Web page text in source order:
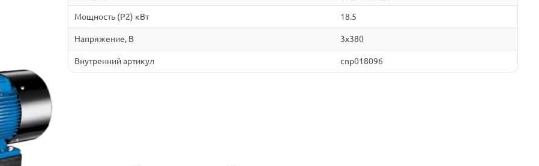
Мощность (P2) кВт 18.5
Напряжение, В 3x380
Внутренний артикул cnp018096